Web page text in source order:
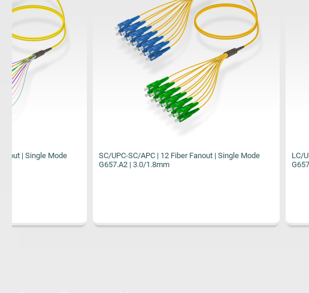
SC/UPC-SC/APC | 12 Fiber Fanout | Single Mode
LC/UPC-LC/UPC | 12 Fiber